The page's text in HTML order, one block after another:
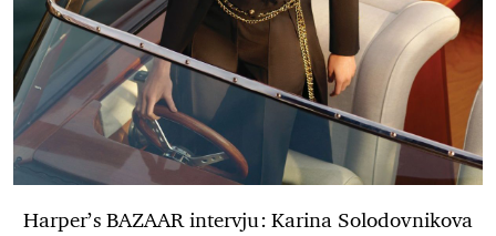
Harper’s BAZAAR intervju: Karina Solodovnikova